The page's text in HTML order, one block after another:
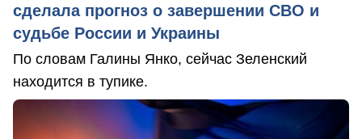
сделала прогноз о завершении СВО и
судьбе России и Украины
По словам Галины Янко, сейчас Зеленский
находится в тупике.